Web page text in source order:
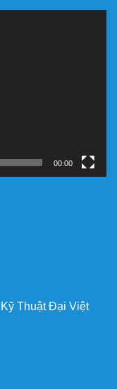
00:00
Thuật Đại Việt